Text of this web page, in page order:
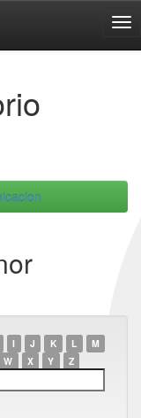
I J K L
M
W X Y Z